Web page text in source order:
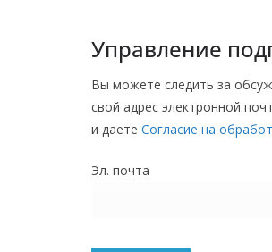
Управление
Вы можете следить за
свой адрес электронной
и даете Согласие на
Эл. почта